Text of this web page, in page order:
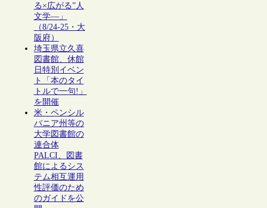
る×広がる”人
文学―」
（8/24-25・大
阪府）
埼玉県立久喜
図書館、休館
日特別イベン
ト「本のタイ
トルで一句!」
を開催
米・ペンシル
バニア州等の
大学図書館の
連合体
PALCI、図書
館によるシス
テム相互運用
性評価のため
のガイドを公